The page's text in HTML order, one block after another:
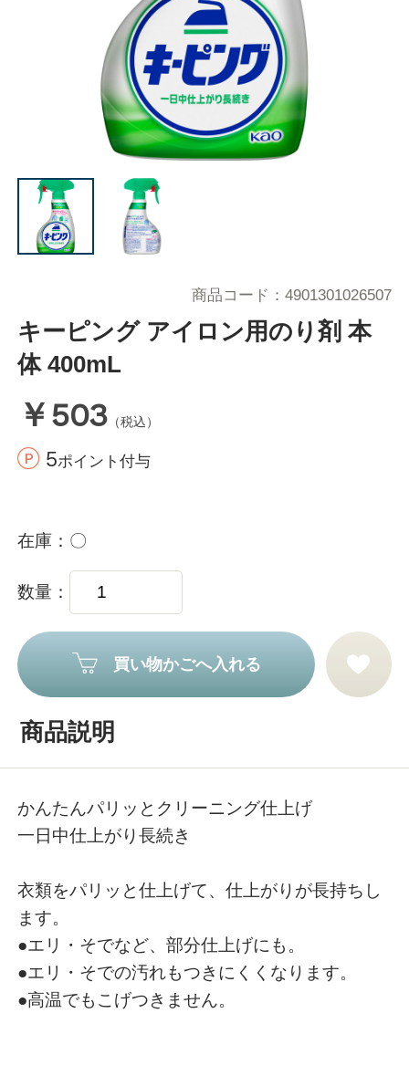
キーピング アイロン用のり剤 本
体 400mL
￥503 （税込）
5ポイント付与
商品コード 4901301026507
在庫 〇
数量
買い物かごへ入れる
商品説明
かんたんパリッとクリーニング仕上げ
一日中仕上がり長続き
衣類をパリッと仕上げて、仕上がりが長持ちし
ます。
●エリ・そでなど、部分仕上げにも。
●エリ・そでの汚れもつきにくくなります。
●高温でもこげつきません。